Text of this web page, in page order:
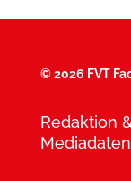
©2026 FVT
Redaktion
Mediadaten